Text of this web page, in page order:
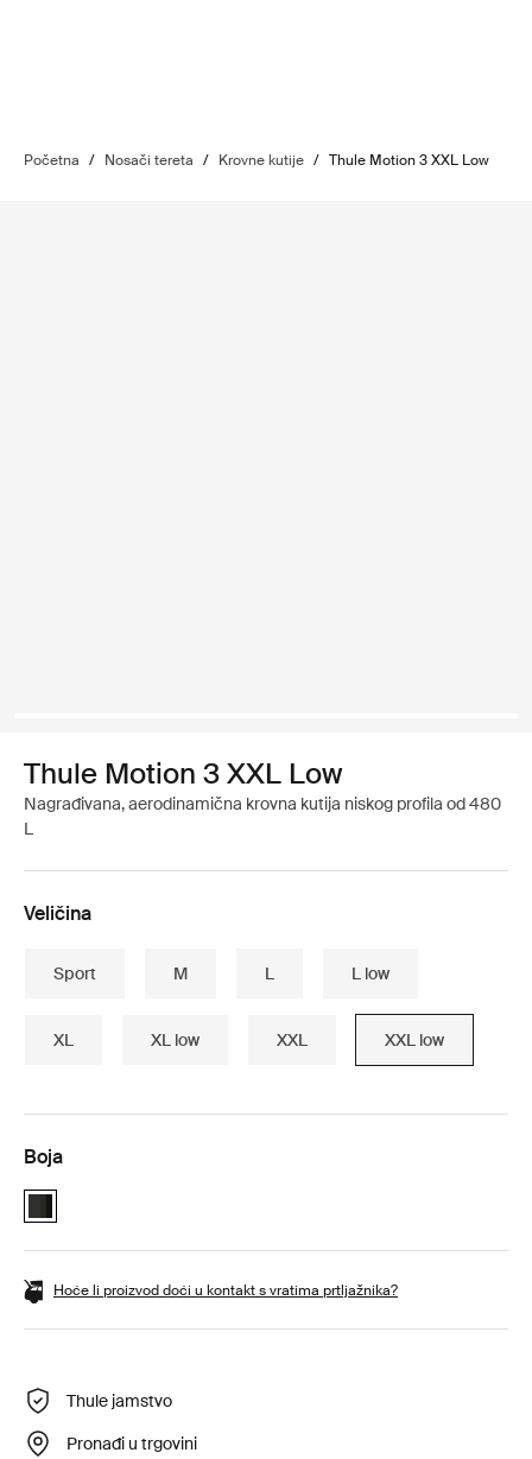
Početna / Nosači tereta / Krovne kutije / Thule Motion 3 XXL Low
Thule Motion 3 XXL Low
Nagrađivana, aerodinamična krovna kutija niskog profila od 480
L
Veličina
Sport M L L low
XL XL low XXL XXL low
Boja
Thule Motion 3 XXL Low Black Glossy (selected)
Hoće li proizvod doći u kontakt s vratima prtljažnika?
Thule jamstvo
Pronađi u trgovini